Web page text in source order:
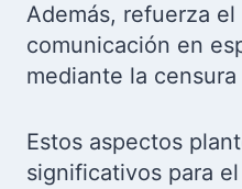
Además, refuerza
comunicación en
mediante la censura
Estos aspectos
significativos para